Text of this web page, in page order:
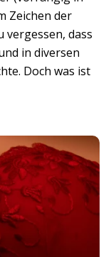
Zeichen der
vergessen, dass
in diversen
Doch was ist